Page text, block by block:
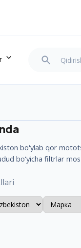
bo'ylab qor
bo'yicha filtrlar